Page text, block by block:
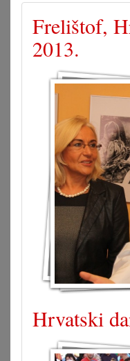
Frelištof,
2013.
Hrvatski